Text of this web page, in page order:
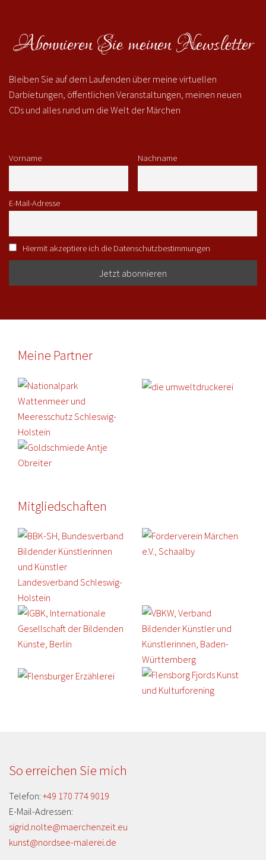
Abonnieren Sie meinen Newsletter
Bleiben Sie auf dem Laufenden über meine virtuellen
Darbietungen, öffentlichen Veranstaltungen, meinen neuen
CDs und alles rund um die Welt der Märchen
Vorname Nachname
E-Mail-Adresse
Hiermit akzeptiere ich die Datenschutzbestimmungen
Meine Partner
Mitgliedschaften
So erreichen Sie mich
Telefon: +49 170 774 9019
E-Mail-Adressen:
sigrid.nolte@maerchenzeit.eu
kunst@nordsee-malerei.de